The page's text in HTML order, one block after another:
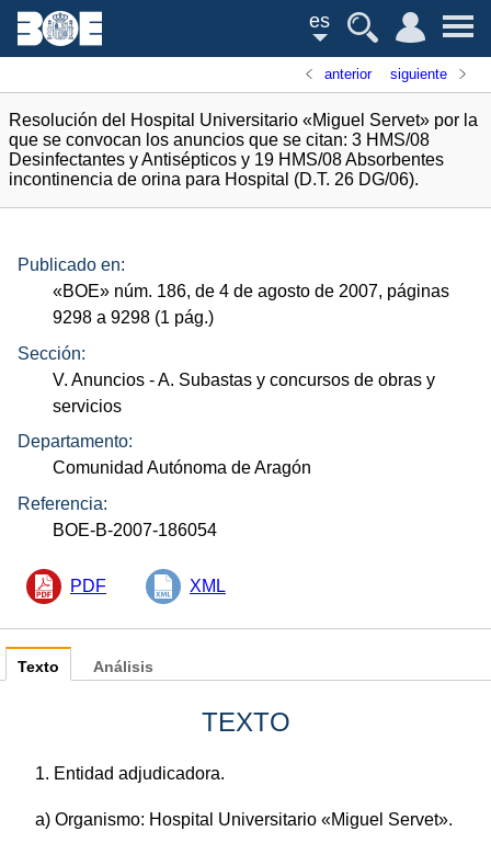
es
anterior siguiente
Resolución del Hospital Universitario «Miguel Servet» por la
que se convocan los anuncios que se citan: 3 HMS/08
Desinfectantes y Antisépticos y 19 HMS/08 Absorbentes
incontinencia de orina para Hospital (D.T. 26 DG/06).
Publicado en:
«BOE» núm. 186, de 4 de agosto de 2007, páginas
9298 a 9298 (1 pág.)
Sección:
V. Anuncios - A. Subastas y concursos de obras y
servicios
Departamento:
Comunidad Autónoma de Aragón
Referencia:
BOE-B-2007-186054
PDF XML
Texto
TEXTO
1. Entidad adjudicadora.
a) Organismo: Hospital Universitario «Miguel Servet».
Análisis